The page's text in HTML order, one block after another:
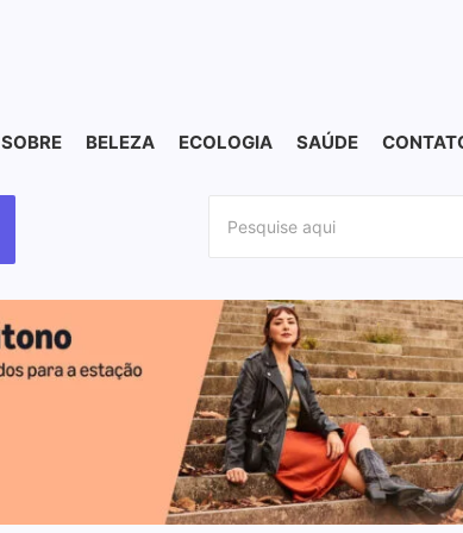
SOBRE BELEZA ECOLOGIA SAÚDE